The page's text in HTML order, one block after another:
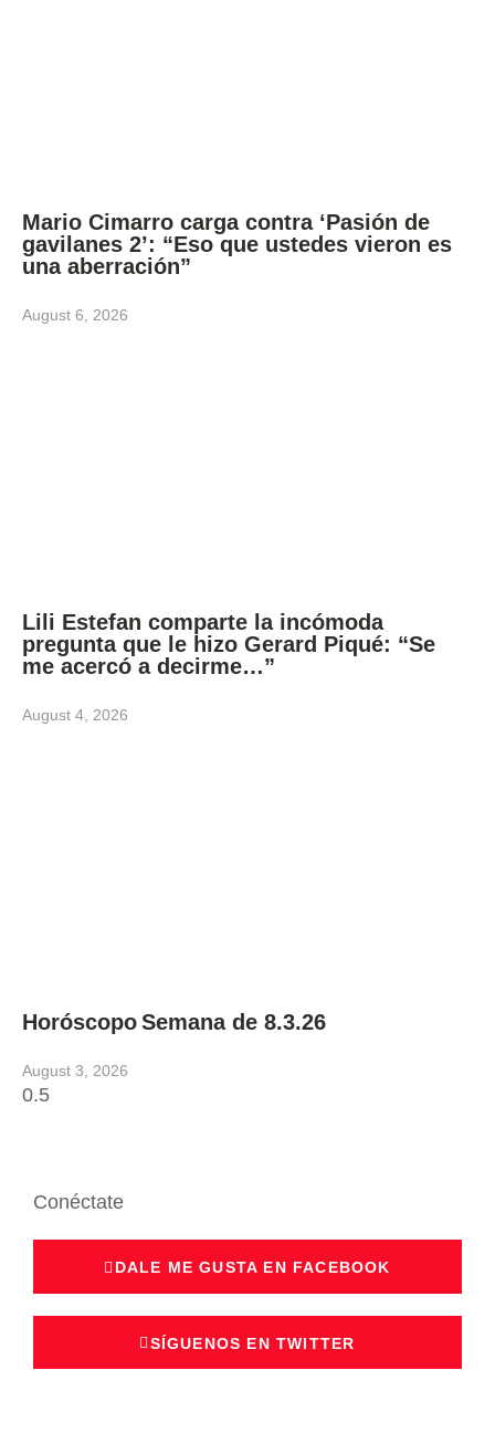
Mario Cimarro carga contra ‘Pasión de
gavilanes 2’: “Eso que ustedes vieron es
una aberración”
August 6, 2026
Lili Estefan comparte la incómoda
pregunta que le hizo Gerard Piqué: “Se
me acercó a decirme…”
August 4, 2026
Horóscopo Semana de 8.3.26
August 3, 2026
Conéctate
DALE ME GUSTA EN FACEBOOK
SÍGUENOS EN TWITTER